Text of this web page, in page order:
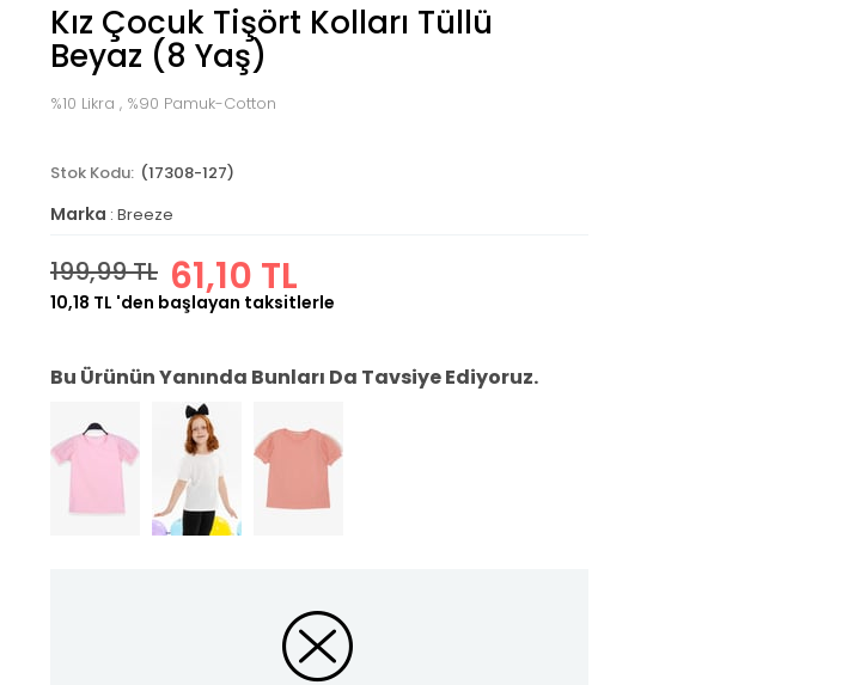
Kız Çocuk Tişört Kolları Tüllü
Beyaz (8 Yaş)
%10 Likra , %90 Pamuk-Cotton
(17308-127)
Marka : Breeze
199,99 TL 61,10 TL
10,18 TL 'den başlayan taksitlerle
Bu Ürünün Yanında Bunları Da Tavsiye Ediyoruz.